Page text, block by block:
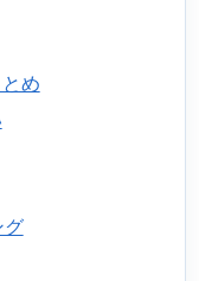
め
グ